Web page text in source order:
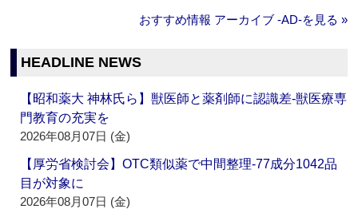
おすすめ情報 アーカイブ ‐AD‐を見る »
HEADLINE NEWS
【昭和薬大 神林氏ら】獣医師と薬剤師に認識差‐獣医療専
門教育の充実を
2026年08月07日 (金)
【厚労省検討会】OTC類似薬で中間整理‐77成分1042品
目が対象に
2026年08月07日 (金)